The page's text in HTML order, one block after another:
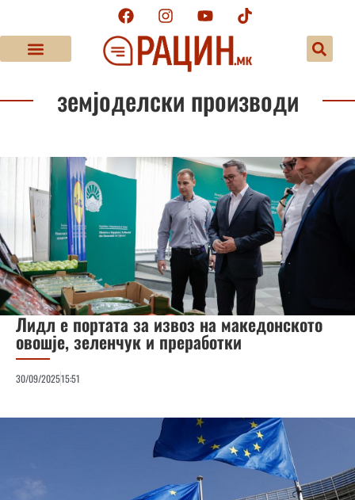
земјоделски производи
Лидл е портата за извоз на македонското
овошје, зеленчук и преработки
30/09/202515:51